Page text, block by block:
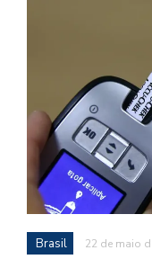
Brasil 22 de maio